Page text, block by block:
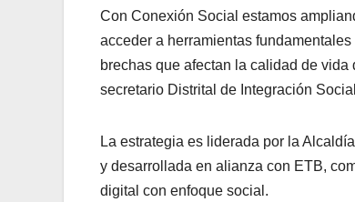
Con Conexión Social estamos
acceder a herramientas
brechas que afectan la calidad de
secretario Distrital de Integración
La estrategia es liderada por la
y desarrollada en alianza con ETB,
digital con enfoque social.